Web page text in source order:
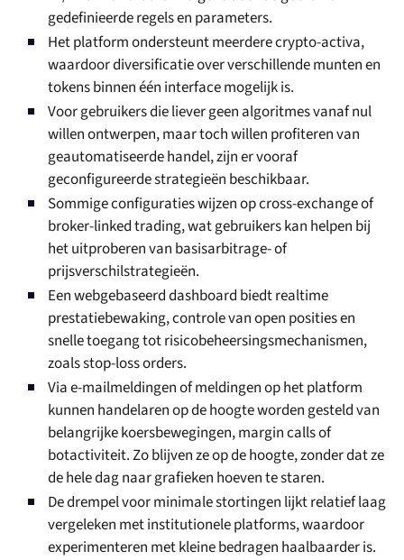
gedefinieerde regels en parameters.
Het platform ondersteunt meerdere crypto-activa,
waardoor diversificatie over verschillende munten en
tokens binnen één interface mogelijk is.
Voor gebruikers die liever geen algoritmes vanaf nul
willen ontwerpen, maar toch willen profiteren van
geautomatiseerde handel, zijn er vooraf
geconfigureerde strategieën beschikbaar.
Sommige configuraties wijzen op cross-exchange of
broker-linked trading, wat gebruikers kan helpen bij
het uitproberen van basisarbitrage- of
prijsverschilstrategieën.
Een webgebaseerd dashboard biedt realtime
prestatiebewaking, controle van open posities en
snelle toegang tot risicobeheersingsmechanismen,
zoals stop-loss orders.
Via e-mailmeldingen of meldingen op het platform
kunnen handelaren op de hoogte worden gesteld van
belangrijke koersbewegingen, margin calls of
botactiviteit. Zo blijven ze op de hoogte, zonder dat ze
de hele dag naar grafieken hoeven te staren.
De drempel voor minimale stortingen lijkt relatief laag
vergeleken met institutionele platforms, waardoor
experimenteren met kleine bedragen haalbaarder is.